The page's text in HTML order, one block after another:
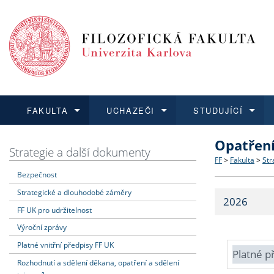
FAKULTA
Dozvědět se více
Struktura
Strategie
Fakultní
UCHAZEČI
Podat přihlášku
Co
Učitelské
STUDUJÍCÍ
Dozvědět se více
Dozvědět se více
O vědě a
Dozvědět se více
Aktuální
Strategie a další dokumenty
Bezpečnost
Strategické a dlouhodobé záměry
FF UK pro udržitelnost
Výroční zprávy
Platné vnitřní předpisy FF UK
Rozhodnutí a sdělení děkana, opatření a sdělení
FF > Fakulta >
2026
Platné